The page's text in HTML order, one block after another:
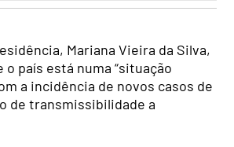
Mariana Vieira da Silva,
país está numa “situação
a incidência de novos casos de
de transmissibilidade a